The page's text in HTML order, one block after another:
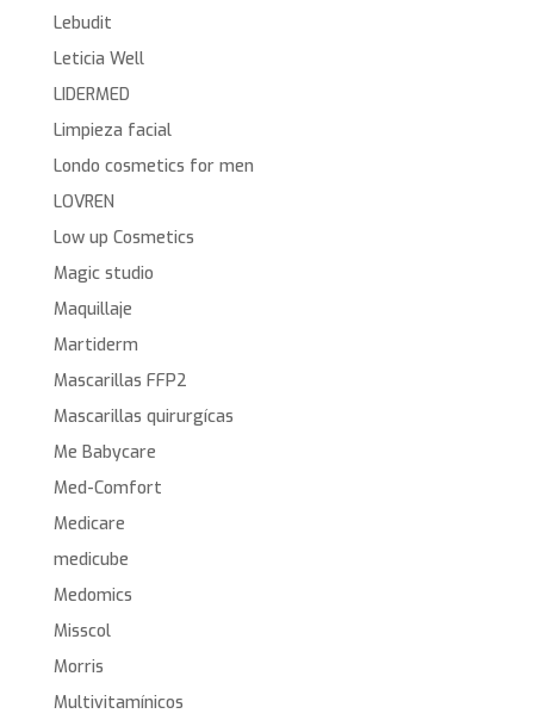
Lebudit
Leticia Well
LIDERMED
Limpieza facial
Londo cosmetics for men
LOVREN
Low up Cosmetics
Magic studio
Maquillaje
Martiderm
Mascarillas FFP2
Mascarillas quirurgícas
Me Babycare
Med-Comfort
Medicare
medicube
Medomics
Misscol
Morris
Multivitamínicos